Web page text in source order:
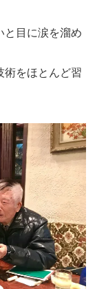
と目に涙を溜め
術をほとんど習